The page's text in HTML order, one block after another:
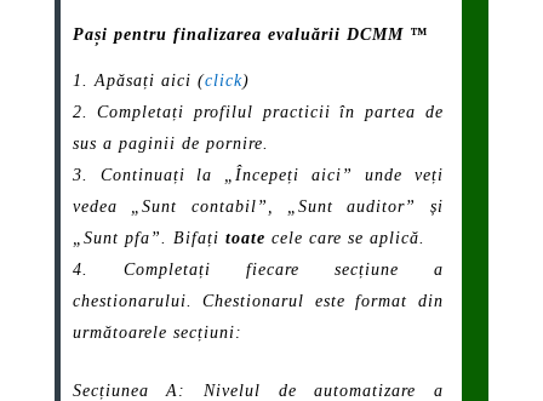
Pași pentru finalizarea evaluării DCMM ™
Apăsați aici (click)
Completați profilul practicii în partea de
sus a paginii de pornire.
Continuați la „Începeți aici” unde veți
vedea „Sunt contabil”, „Sunt auditor” și
„Sunt pfa”. Bifați toate cele care se aplică.
Completați fiecare secțiune a
chestionarului. Chestionarul este format din
următoarele secțiuni:
Secțiunea A: Nivelul de automatizare a